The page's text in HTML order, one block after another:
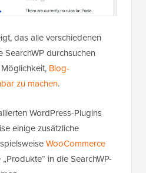
das alle verschiedenen
SearchWP durchsuchen
Blog-
zu machen.
WordPress-Plugins
einige zusätzliche
WooCommerce
in die SearchWP-